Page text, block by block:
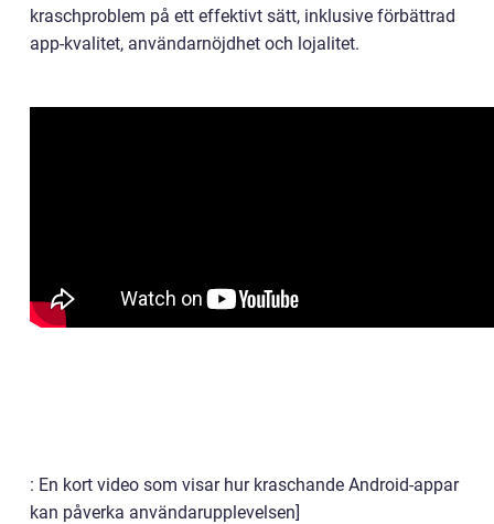
kraschproblem på ett effektivt sätt, inklusive förbättrad
app-kvalitet, användarnöjdhet och lojalitet.
: En kort video som visar hur kraschande Android-appar
kan påverka användarupplevelsen]